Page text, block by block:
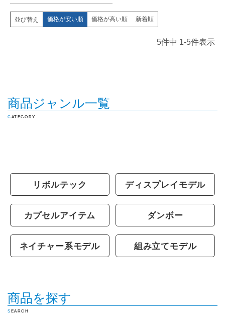
並び替え 価格が安い順 価格が高い順 新着順
5件中 1-5件表示
商品ジャンル一覧
CATEGORY
リボルテック ディスプレイモデル
カプセルアイテム ダンボー
ネイチャー系モデル 組み立てモデル
商品を探す
SEARCH